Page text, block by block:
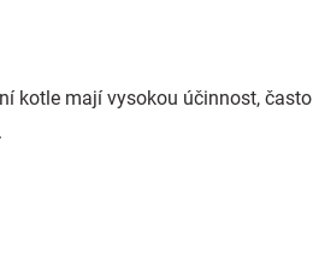
kotle mají vysokou účinnost, často